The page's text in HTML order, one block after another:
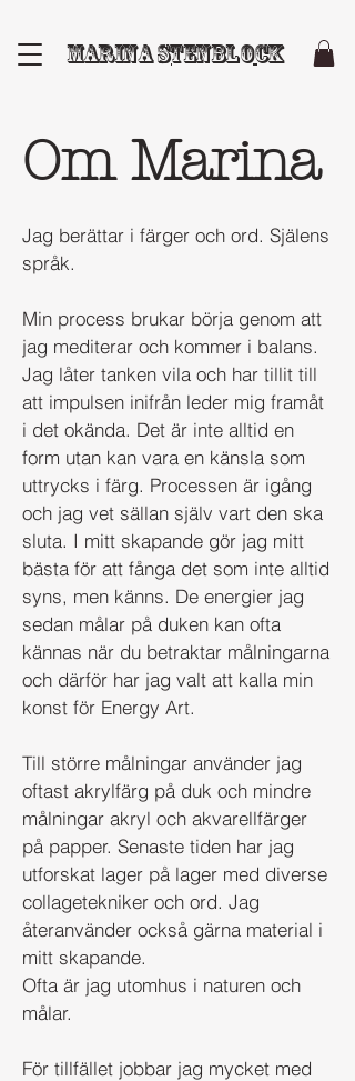
Marina Stenblock
Om Marina
Jag berättar i färger och ord. Själens
språk.
Min process brukar börja genom att
jag mediterar och kommer i balans.
Jag låter tanken vila och har tillit till
att impulsen inifrån leder mig framåt
i det okända. Det är inte alltid en
form utan kan vara en känsla som
uttrycks i färg. Processen är igång
och jag vet sällan själv vart den ska
sluta. I mitt skapande gör jag mitt
bästa för att fånga det som inte alltid
syns, men känns. De energier jag
sedan målar på duken kan ofta
kännas när du betraktar målningarna
och därför har jag valt att kalla min
konst för Energy Art.
Till större målningar använder jag
oftast akrylfärg på duk och mindre
målningar akryl och akvarellfärger
på papper. Senaste tiden har jag
utforskat lager på lager med diverse
collagetekniker och ord. Jag
återanvänder också gärna material i
mitt skapande.
Ofta är jag utomhus i naturen och
målar.
För tillfället jobbar jag mycket med